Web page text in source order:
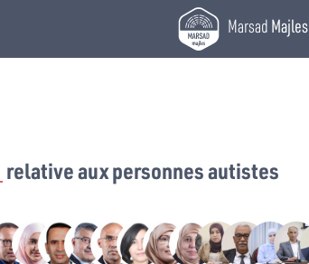
MarsadMajles
relative aux personnes autistes